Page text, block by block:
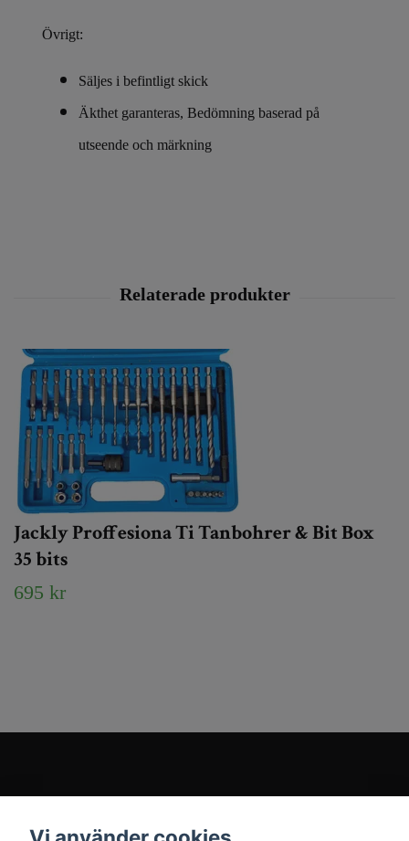
Övrigt:
Säljes i befintligt skick
Äkthet garanteras, Bedömning baserad på
utseende och märkning
Jackly Proffesiona Ti Tanbohrer & Bit Box
35 bits
695 kr